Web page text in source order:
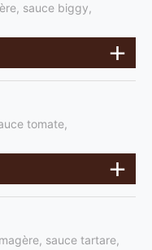
sauce biggy,
tomate,
sauce tartare,